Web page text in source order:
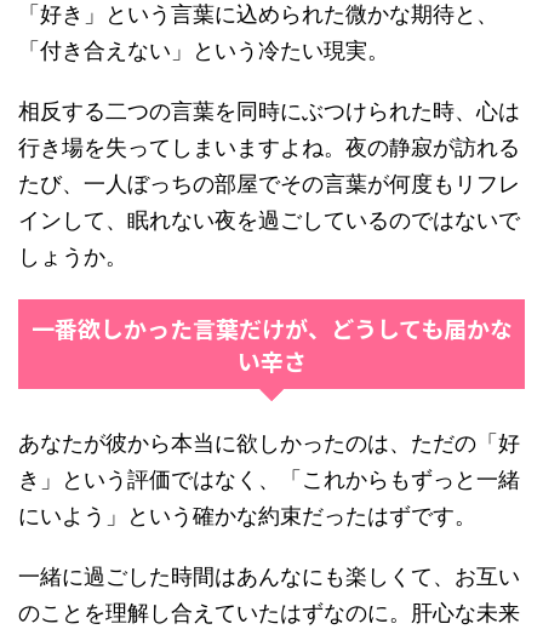
「好き」という言葉に込められた微かな期待と、
「付き合えない」という冷たい現実。
相反する二つの言葉を同時にぶつけられた時、心は
行き場を失ってしまいますよね。夜の静寂が訪れる
たび、一人ぼっちの部屋でその言葉が何度もリフレ
インして、眠れない夜を過ごしているのではないで
しょうか。
一番欲しかった言葉だけが、どうしても届かな
い辛さ
あなたが彼から本当に欲しかったのは、ただの「好
き」という評価ではなく、「これからもずっと一緒
にいよう」という確かな約束だったはずです。
一緒に過ごした時間はあんなにも楽しくて、お互い
のことを理解し合えていたはずなのに。肝心な未来